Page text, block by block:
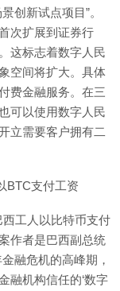
创新试点项目”。
次扩展到证券行
这标志着数字人民
空间将扩大。具体
费金融服务。在三
可以使用数字人民
立需要客户拥有二
BTC支付工资
工人以比特币支付
作者是巴西副总统
融危机的高峰期，
融机构信任的‘数字